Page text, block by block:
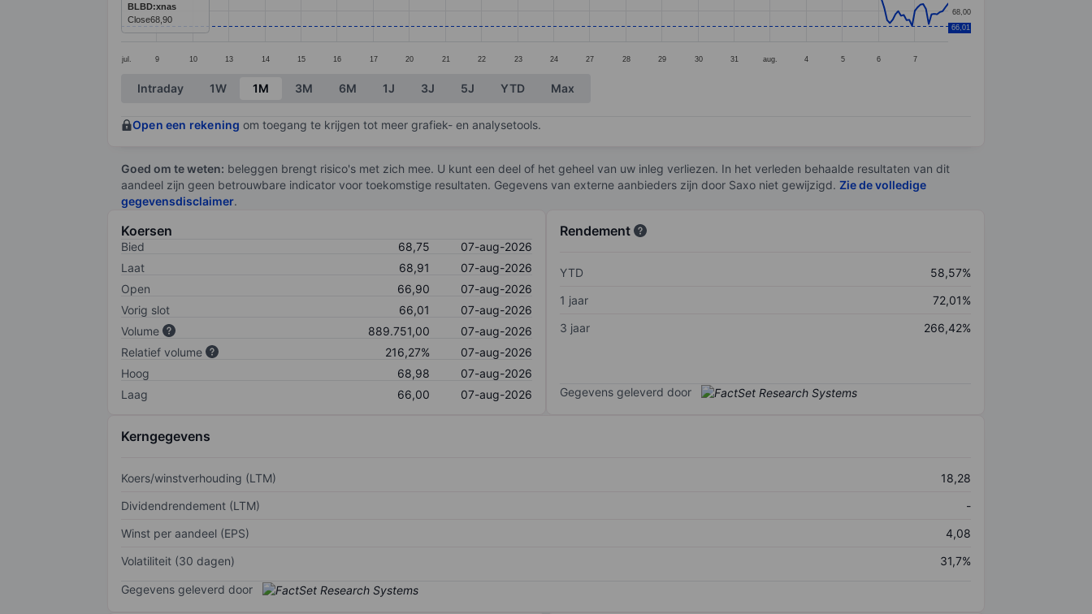
jul. 9 10 13 14 15 16 17 20 21 22 23 24 27 28 29 30 31 aug. 4 5 6 7
68,00
66,01
BLBD:xnas
Close68,90
End of interactive chart.
Intraday 1W 1M 3M 6M 1J 3J 5J YTD Max
Open een rekening om toegang te krijgen tot meer grafiek- en analysetools.
Goed om te weten: beleggen brengt risico's met zich mee. U kunt een deel of het geheel van uw inleg verliezen. In het verleden behaalde resultaten van dit
aandeel zijn geen betrouwbare indicator voor toekomstige resultaten. Gegevens van externe aanbieders zijn door Saxo niet gewijzigd. Zie de volledige
gegevensdisclaimer.
Koersen
Bied 68,75
07-aug-2026
Laat
68,91
07-aug-2026
Open
66,90
07-aug-2026
Vorig slot
66,01
07-aug-2026
Volume
889.751,00
07-aug-2026
Relatief volume
216,27%
07-aug-2026
Hoog
68,98
07-aug-2026
Laag
66,00 07-aug-2026
Rendement
YTD
58,57%
1 jaar
72,01%
3 jaar
266,42%
Gegevens geleverd door
Kerngegevens
Koers/winstverhouding (LTM)
18,28
Dividendrendement (LTM)
-
Winst per aandeel (EPS)
4,08
Volatiliteit (30 dagen)
31,7%
Gegevens geleverd door